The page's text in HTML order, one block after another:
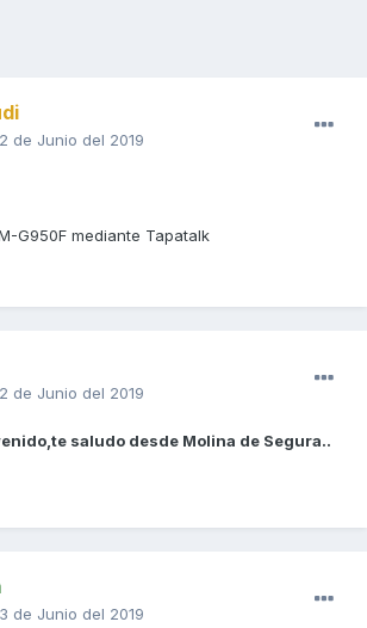
de Junio del 2019
G950F mediante Tapatalk
de Junio del 2019
saludo desde Molina de Segura..
de Junio del 2019